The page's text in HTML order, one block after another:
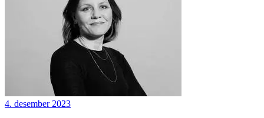
4. desember 2023